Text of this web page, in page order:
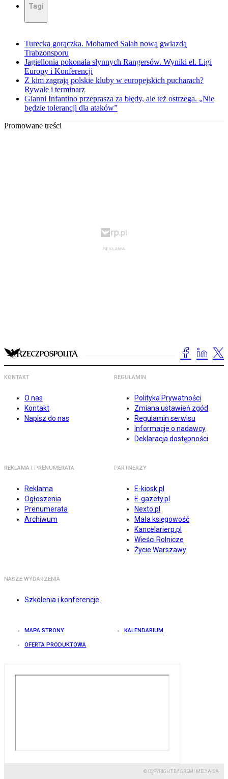
Tagi
Turecka gorączka. Mohamed Salah nową gwiazdą
Trabzonsporu
Jagiellonia pokonała słynnych Rangersów. Wyniki el. Ligi
Europy i Konferencji
Z kim zagrają polskie kluby w europejskich pucharach?
Rywale i terminarz
Gianni Infantino przeprasza za błędy, ale też ostrzega. „Nie
będzie tolerancji dla ataków”
Promowane treści
KONTAKT
O nas
Kontakt
Napisz do nas
REGULAMIN
Polityka Prywatności
Zmiana ustawień zgód
Regulamin serwisu
Informacje o nadawcy
Deklaracja dostępności
REKLAMA I PRENUMERATA
Reklama
Ogłoszenia
Prenumerata
Archiwum
PARTNERZY
E-kiosk.pl
E-gazety.pl
Nexto.pl
Mała księgowość
Kancelarierp.pl
Wieści Rolnicze
Życie Warszawy
NASZE WYDARZENIA
Szkolenia i konferencje
MAPA STRONY KALENDARIUM
OFERTA PRODUKTOWA
© COPYRIGHT BY GREMI MEDIA SA